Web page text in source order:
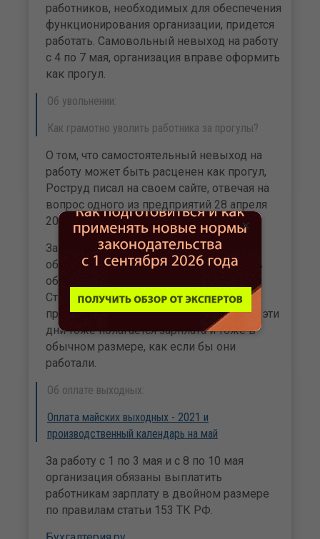
работников, необходимых для обеспечения
функционирования организации, придется
работать. Самовольный невыход на работу
с 4 по 7 мая, организация вправе оформить
как прогул.
Об увольнении:
Как грамотно уволить работника за прогулы?
О том, что самостоятельный невыход на
работу может быть расценен как прогул,
Роструд писал на своем сайте, отвечая на
вопрос одного из предприятий 28 апреля
2021 года.
За работу с 4 по 7 мая 2021 организация
обязана начислить работника зарплату в
обычном, не в повышенном размере.
Статья 153 ТК РФ к работе в эти дни не
применяется. Тем, кто будет отдыхать в эти
дни тоже полагается зарплата и тоже в
обычном размере, как если бы они
работали.
Об оплате выходных:
Оплата майских выходных - 2021 и
производственный календарь на май
За работу с 1 по 3 мая и с 8 по 10 мая
организация обязаны выплатить
работникам зарплату в двойном размере
по правилам статьи 153 ТК РФ.
×